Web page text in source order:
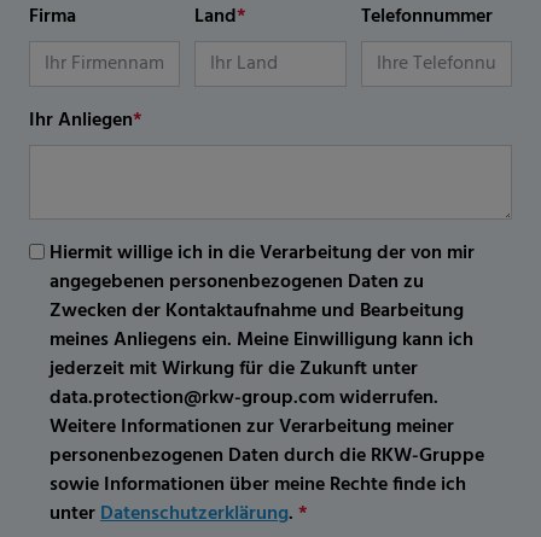
Firma Land* Telefonnummer
Ihr Anliegen*
Hiermit willige ich in die Verarbeitung der von mir
angegebenen personenbezogenen Daten zu
Zwecken der Kontaktaufnahme und Bearbeitung
meines Anliegens ein. Meine Einwilligung kann ich
jederzeit mit Wirkung für die Zukunft unter
data.protection@rkw-group.com widerrufen.
Weitere Informationen zur Verarbeitung meiner
personenbezogenen Daten durch die RKW-Gruppe
sowie Informationen über meine Rechte finde ich
unterDatenschutzerklärung.*